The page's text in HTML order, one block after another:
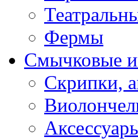
Фермы
Смычковые
Скрипки,